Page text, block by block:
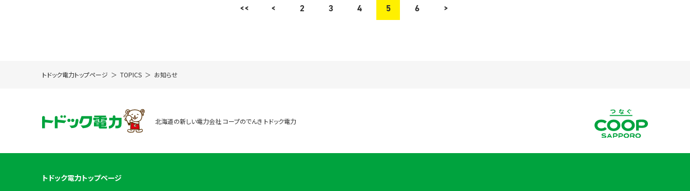
<< < 2 3 4 5 6 >
トドック電力トップページ TOPICS お知らせ
北海道の新しい電力会社 コープのでんき トドック電力
トドック電力トップページ